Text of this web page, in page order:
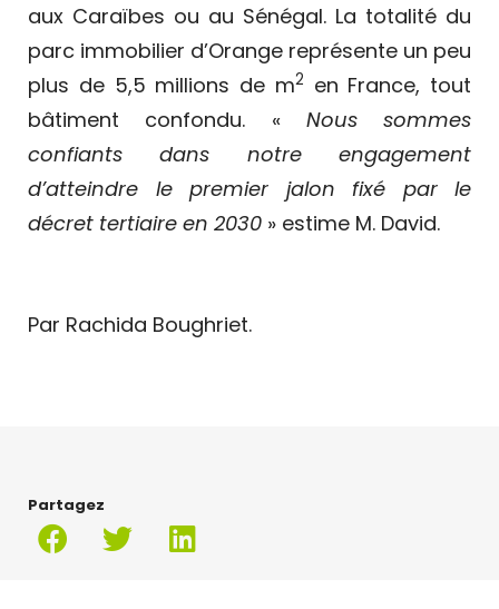
aux Caraïbes ou au Sénégal. La totalité du
parc immobilier d’Orange représente un peu
plus de 5,5 millions de m2
en France, tout
bâtiment confondu. « Nous sommes
confiants dans notre engagement
d’atteindre le premier jalon fixé par le
décret tertiaire en 2030 » estime M. David.
Par Rachida Boughriet.
Partagez